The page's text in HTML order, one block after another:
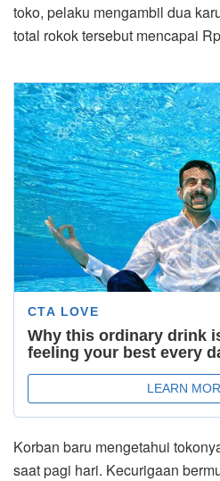
toko, pelaku mengambil dua
total rokok tersebut mencapai
Korban baru mengetahui
saat pagi hari. Kecurigaan